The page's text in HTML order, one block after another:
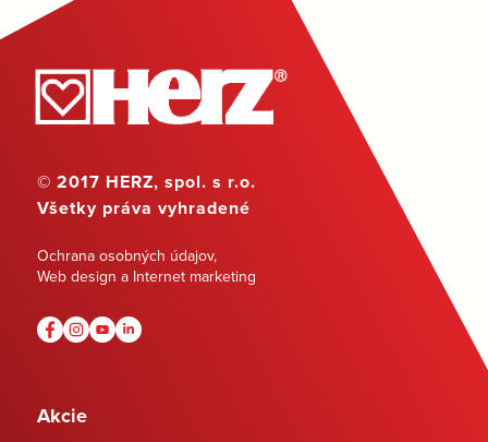
© 2017 HERZ, spol. s r.o.
Všetky práva vyhradené
Ochrana osobných údajov,
Web design a Internet marketing
Akcie